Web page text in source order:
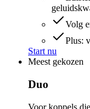
Volg
Plus:
Start nu
Meest gekozen
Duo
Voor koppels